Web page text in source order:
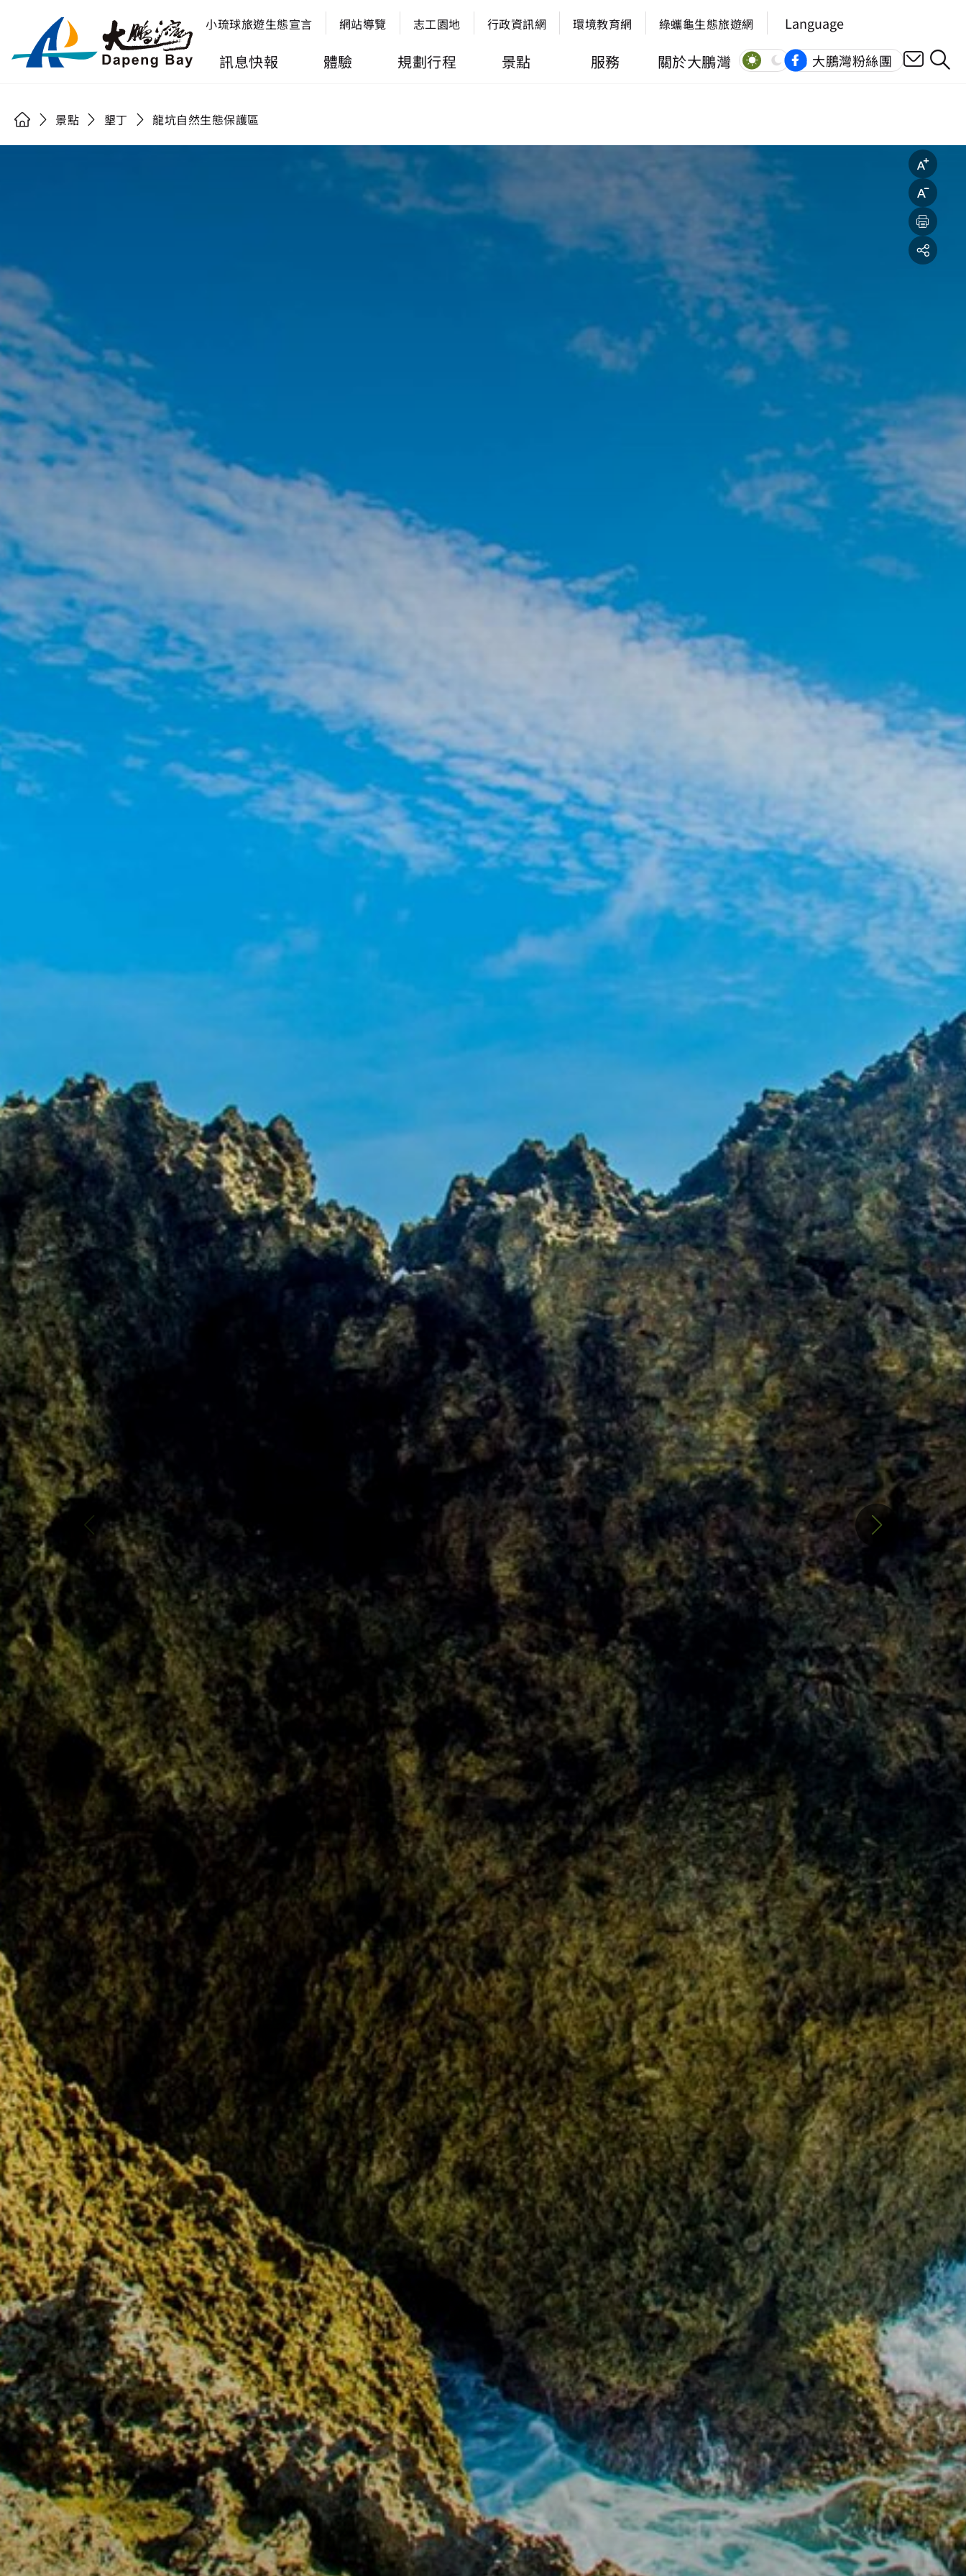
小琉球旅遊生態宣言 網站導覽 志工園地 行政資訊網 環境教育網 綠蠵龜生態旅遊網 Language
訊息快報 體驗 規劃行程 景點 服務 關於大鵬灣 大鵬灣粉絲團
景點 墾丁 龍坑自然生態保護區